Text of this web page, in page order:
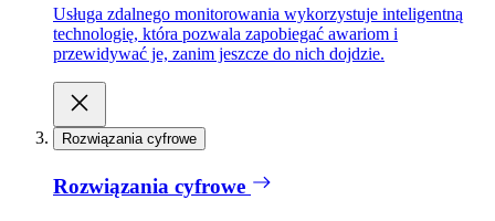
Usługa zdalnego monitorowania wykorzystuje inteligentną
technologię, która pozwala zapobiegać awariom i
przewidywać je, zanim jeszcze do nich dojdzie.
Rozwiązania cyfrowe
Rozwiązania cyfrowe